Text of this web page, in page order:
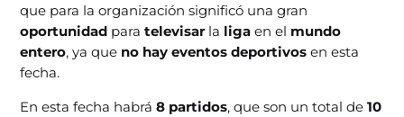
que para la organización significó una gran
oportunidad paratelevisar la ligaen el mundo
entero, ya que no hay eventos deportivosen esta
fecha.
En esta fecha habrá8 partidos, que son un total de10